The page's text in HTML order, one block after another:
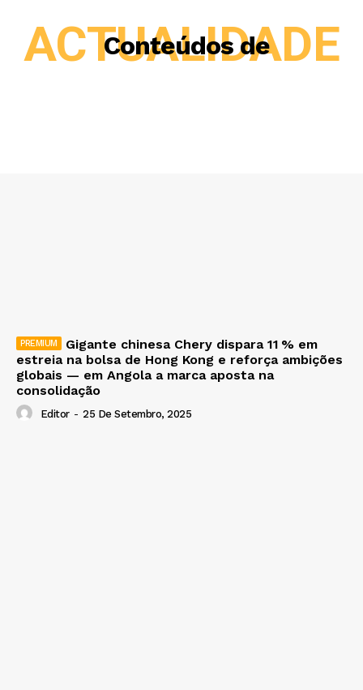
Conteúdos de
ACTUALIDADE
Gigante chinesa Chery dispara 11 % em
estreia na bolsa de Hong Kong e reforça ambições
globais — em Angola a marca aposta na
consolidação
Editor - 25 De Setembro, 2025